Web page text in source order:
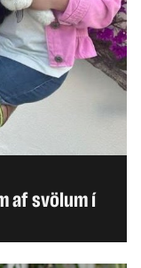
af svölum í